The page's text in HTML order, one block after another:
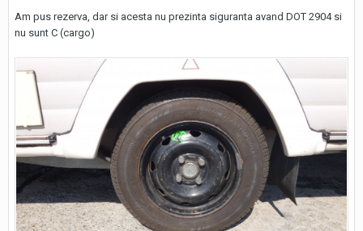
Am pus rezerva, dar si acesta nu prezinta siguranta avand DOT 2904 si
nu sunt C (cargo)